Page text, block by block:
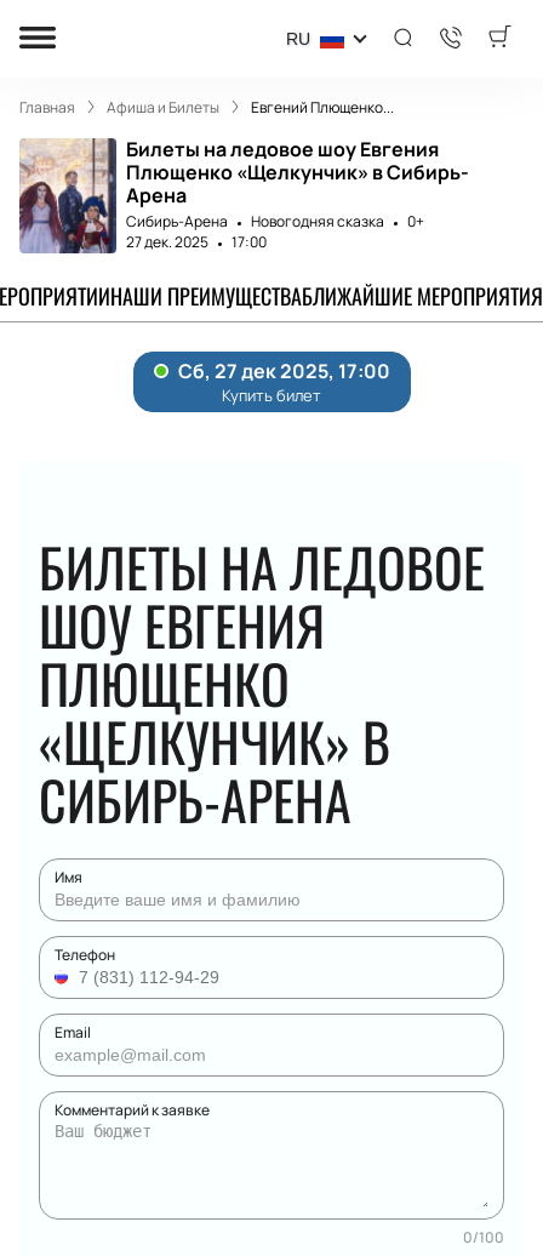
RU
Главная Афиша и Билеты Евгений Плющенко...
Билеты на ледовое шоу Евгения
Плющенко «Щелкунчик» в Сибирь-
Арена
Сибирь-Арена Новогодняя сказка
0+
27 дек. 2025
17:00
НАШИ ПРЕИМУЩЕСТВАБЛИЖАЙШИЕ МЕРОПРИЯТИЯ
БИЛЕТЫ НА ЛЕДОВОЕ
ШОУ ЕВГЕНИЯ
ПЛЮЩЕНКО
«ЩЕЛКУНЧИК» В
СИБИРЬ-АРЕНА
Имя
Телефон
Email
Комментарий к заявке
0/100